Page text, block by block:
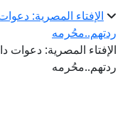
الإفتاء المصرية:
ردتهم..محُرمه
الإفتاء المصرية:
ردتهم..محُرمه